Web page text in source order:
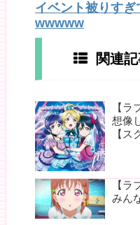
イベント被りす
wwwww
関連
【ラ
想像
【ス
【ラ
みん